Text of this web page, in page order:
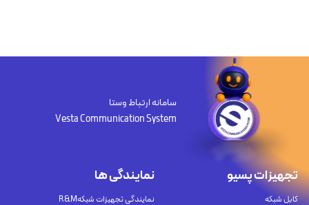
سامانه ارتباط وستا
Vesta Communication System
تجهیزات پسیو
کابل شبکه
نمایندگی ها
نمایندگی تجهیزات شبکهR&M